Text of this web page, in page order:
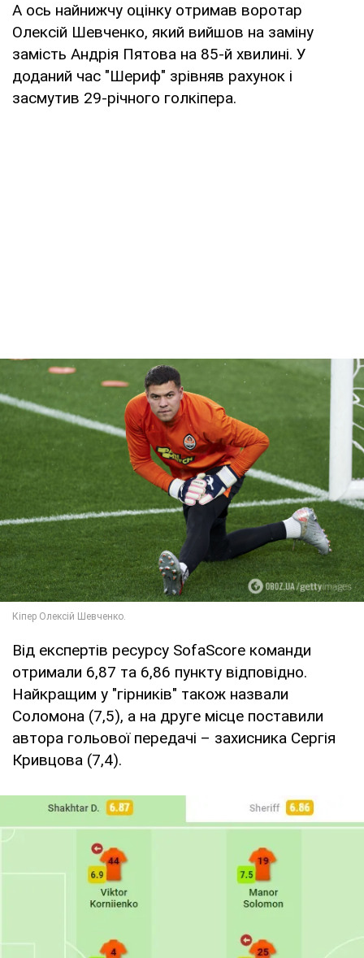
А ось найнижчу оцінку отримав воротар
Олексій Шевченко, який вийшов на заміну
замість Андрія Пятова на 85-й хвилині. У
доданий час "Шериф" зрівняв рахунок і
засмутив 29-річного голкіпера.
Від експертів ресурсу SofaScore команди
отримали 6,87 та 6,86 пункту відповідно.
Найкращим у "гірників" також назвали
Соломона (7,5), а на друге місце поставили
автора гольової передачі – захисника Сергія
Кривцова (7,4).